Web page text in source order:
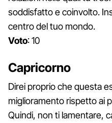
soddisfatto e coinvolto.
centro del tuo mondo.
Voto: 10
Capricorno
Direi proprio che questa
miglioramento rispetto ai
Quindi, non ti lamentare,